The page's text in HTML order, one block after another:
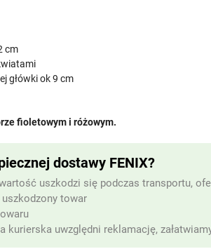
cm
główki ok 9 cm
fioletowym i różowym.
dostawy FENIX?
uszkodzi się podczas transportu,
towar
kurierska uwzględni reklamację,